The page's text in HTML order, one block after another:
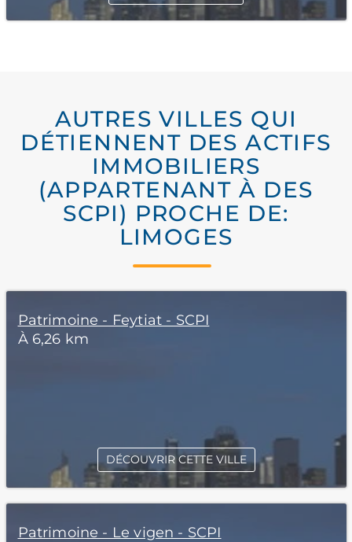
AUTRES VILLES QUI
DÉTIENNENT DES ACTIFS
IMMOBILIERS
(APPARTENANT À DES
SCPI) PROCHE DE:
LIMOGES
Patrimoine - Feytiat - SCPI
À 6,26 km
DÉCOUVRIR CETTE VILLE
Patrimoine - Le vigen - SCPI